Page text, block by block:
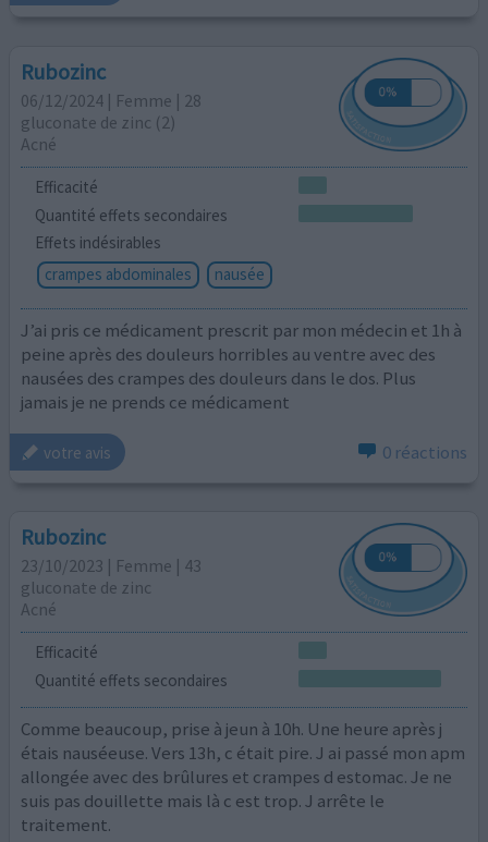
Rubozinc
06/12/2024 | Femme | 28
gluconate de zinc (2)
Acné
Efficacité
Quantité effets secondaires
Effets indésirables
crampes abdominales
nausée
J’ai pris ce médicament prescrit par mon médecin et 1h à
peine après des douleurs horribles au ventre avec des
nausées des crampes des douleurs dans le dos. Plus
jamais je ne prends ce médicament
votre avis 0 réactions
Rubozinc
23/10/2023 | Femme | 43
gluconate de zinc
Acné
Efficacité
Quantité effets secondaires
Comme beaucoup, prise à jeun à 10h. Une heure après j
étais nauséeuse. Vers 13h, c était pire. J ai passé mon apm
allongée avec des brûlures et crampes d estomac. Je ne
suis pas douillette mais là c est trop. J arrête le
traitement.